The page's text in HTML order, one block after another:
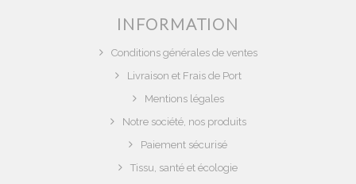
INFORMATION
Conditions générales de ventes
Livraison et Frais de Port
Mentions légales
Notre société, nos produits
Paiement sécurisé
Tissu, santé et écologie